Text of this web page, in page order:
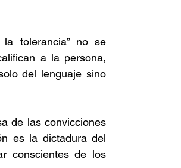
tolerancia” no se
a la persona,
del lenguaje sino
de las convicciones
es la dictadura del
conscientes de los